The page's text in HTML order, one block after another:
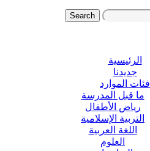
Search
الرئيسية
جديدنا
فئات الموارد
ما قبل المدرسة
رياض الأطفال
التربية الإسلامية
اللغة العربية
العلوم